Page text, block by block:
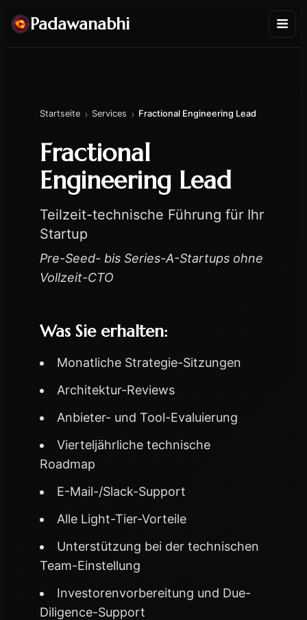
Padawanabhi
Startseite › Services › Fractional Engineering Lead
Fractional
Engineering Lead
Teilzeit-technische Führung für Ihr
Startup
Pre-Seed- bis Series-A-Startups ohne
Vollzeit-CTO
Was Sie erhalten:
Monatliche Strategie-Sitzungen
Architektur-Reviews
Anbieter- und Tool-Evaluierung
Vierteljährliche technische
Roadmap
E-Mail-/Slack-Support
Alle Light-Tier-Vorteile
Unterstützung bei der technischen
Team-Einstellung
Investorenvorbereitung und Due-
Diligence-Support